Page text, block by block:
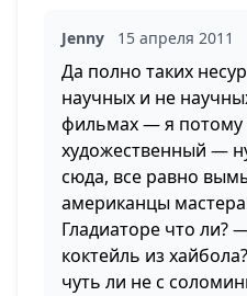
Jenny 15 апреля 2011
Да полно таких
научных и не
фильмах — я
художественный —
сюда, все равно
американцы
Гладиаторе что ли?
коктейль из
чуть ли не с